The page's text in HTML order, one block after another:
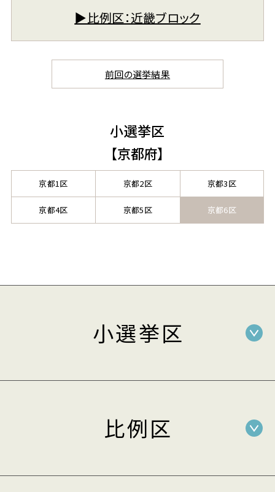
▶︎比例区：近畿ブロック
前回の選挙結果
小選挙区
【京都府】
京都1区 京都2区 京都3区
京都4区 京都5区 京都6区
小選挙区
比例区